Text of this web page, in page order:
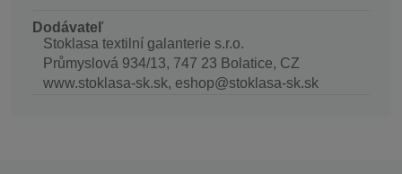
Dodávateľ
Stoklasa textilní galanterie s.r.o.
Průmyslová 934/13, 747 23 Bolatice, CZ
www.stoklasa-sk.sk, eshop@stoklasa-sk.sk